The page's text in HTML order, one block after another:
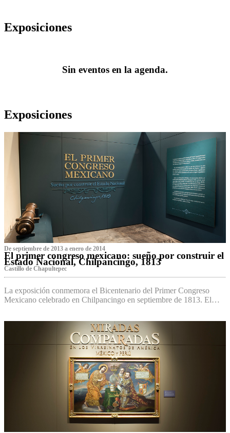
Exposiciones
Sin eventos en la agenda.
Exposiciones
De septiembre de 2013 a enero de 2014
El primer congreso mexicano: sueño por construir el
Estado Nacional, Chilpancingo, 1813
Castillo de Chapultepec
La exposición conmemora el Bicentenario del Primer Congreso
Mexicano celebrado en Chilpancingo en septiembre de 1813. El…